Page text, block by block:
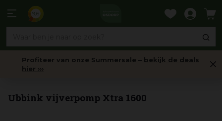
naar
Profiteer van onze Summersale – bekijk de deals
hier ›››
Ubbink vijverpomp Xtra 1600